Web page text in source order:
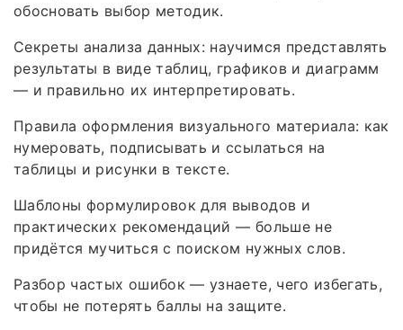
обосновать выбор методик.
Секреты анализа данных: научимся представлять
результаты в виде таблиц, графиков и диаграмм
— и правильно их интерпретировать.
Правила оформления визуального материала: как
нумеровать, подписывать и ссылаться на
таблицы и рисунки в тексте.
Шаблоны формулировок для выводов и
практических рекомендаций — больше не
придётся мучиться с поиском нужных слов.
Разбор частых ошибок — узнаете, чего избегать,
чтобы не потерять баллы на защите.